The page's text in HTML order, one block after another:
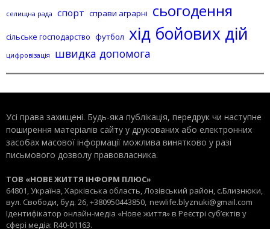
селищна рада спорт справи аграрні сьогодення
сільське господарство футбол хід бойових дій
цифровізація швидка допомога
Усі права захищені. Будь-яка публiкацiя, передрук чи наступне
поширення матеріалів сайту у друкованих або електронних
засобах масової інформації можлива винятково у разі
письмового дозволу правовласника.
ТОВ «НОВЕ ЖИТТЯ ІНФОРМ ПЛЮС»
64801, Україна, Харківська область, Лозівський район, с.Близнюки,
вул. Свободи, буд. 26, +380950443850, newlife.blyznuki@gmail.com
Ідентифікатор онлайн-медіа «Нове життя» в Реєстрі суб’єктів у
сфері медіа: R40-01163.